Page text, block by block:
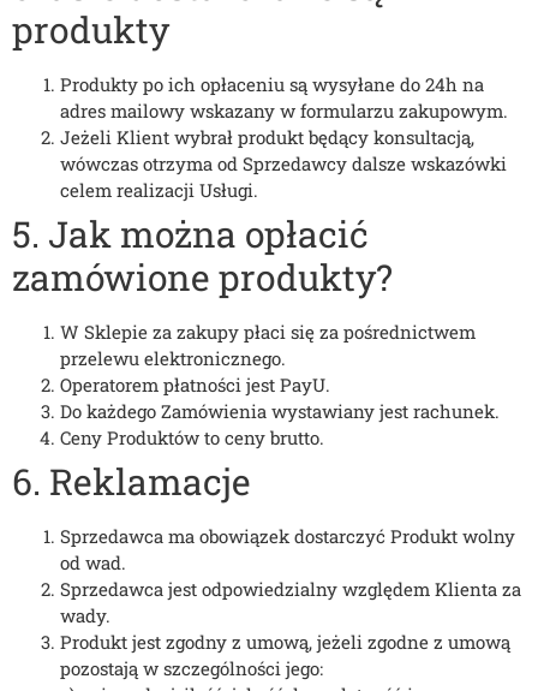
produkty
Produkty po ich opłaceniu są wysyłane do 24h na
adres mailowy wskazany w formularzu zakupowym.
Jeżeli Klient wybrał produkt będący konsultacją,
wówczas otrzyma od Sprzedawcy dalsze wskazówki
celem realizacji Usługi.
5. Jak można opłacić
zamówione produkty?
W Sklepie za zakupy płaci się za pośrednictwem
przelewu elektronicznego.
Operatorem płatności jest PayU.
Do każdego Zamówienia wystawiany jest rachunek.
Ceny Produktów to ceny brutto.
6. Reklamacje
Sprzedawca ma obowiązek dostarczyć Produkt wolny
od wad.
Sprzedawca jest odpowiedzialny względem Klienta za
wady.
Produkt jest zgodny z umową, jeżeli zgodne z umową
pozostają w szczególności jego: